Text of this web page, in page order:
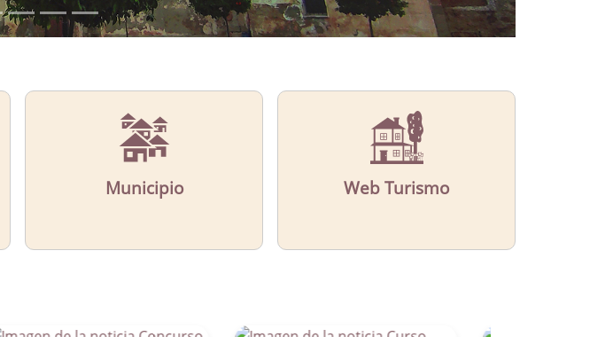
Municipio Web Turismo